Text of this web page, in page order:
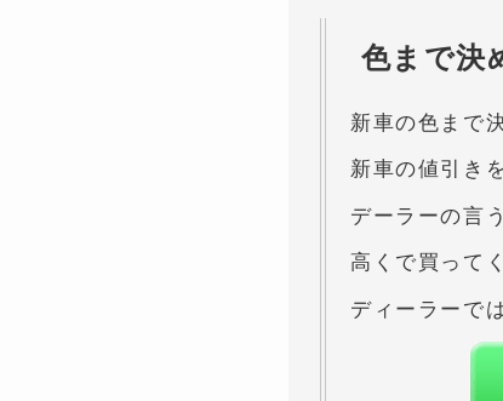
色まで決
新車の色まで
新車の値引き
デーラーの言
高くで買って
ディーラーで